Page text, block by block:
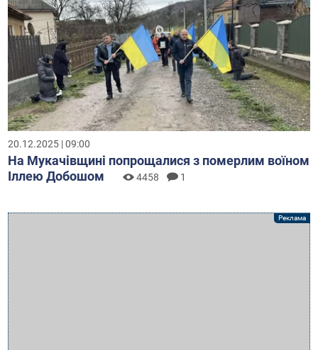
20.12.2025 | 09:00
На Мукачівщині попрощалися з померлим воїном
Іллею Добошом
4458 1